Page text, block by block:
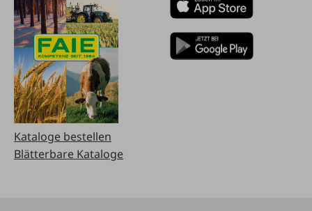
Kataloge bestellen
Blätterbare Kataloge